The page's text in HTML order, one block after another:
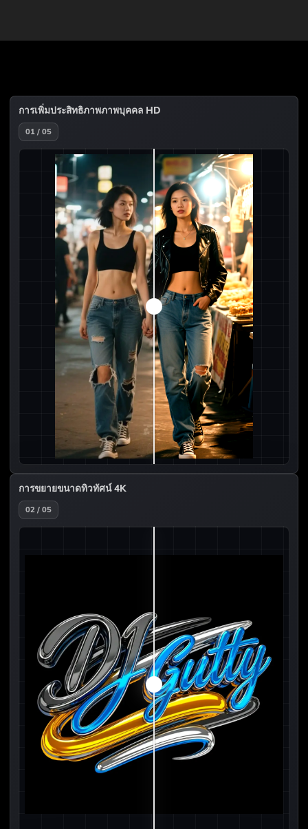
การเพิ่มประสิทธิภาพภาพบุคคล HD
01 / 05
การขยายขนาดทิวทัศน์ 4K
02 / 05